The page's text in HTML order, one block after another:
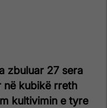
zbuluar 27 sera
në kubikë rreth
kultivimin e tyre